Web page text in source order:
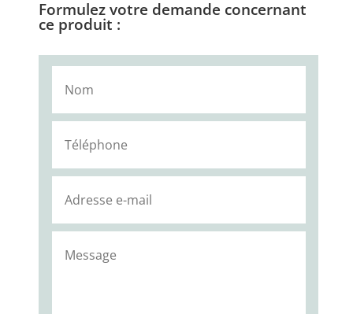
Formulez votre demande concernant
ce produit :